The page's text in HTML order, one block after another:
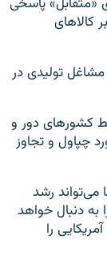
کالاهای
تولیدی در
کشورهای دور و
چپاول و تجاوز
می‌تواند رشد
به دنبال خواهد
را